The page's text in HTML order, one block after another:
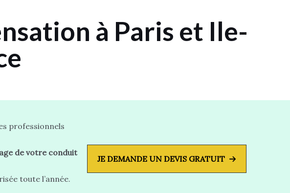
à Paris et Ile-
professionnels
de votre conduit
toute l’année.
JE DEMANDE UN DEVIS GRATUIT